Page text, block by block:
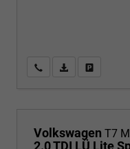
Wir rufen Sie an
PDF-
Volkswagen T7
2.0 TDI LÜ Lite